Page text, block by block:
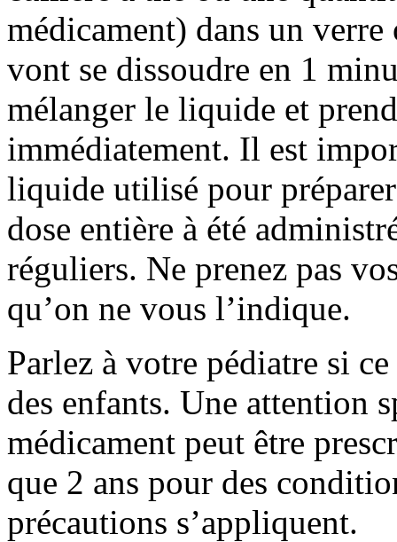
médicament) dans un
vont se dissoudre en 1
mélanger le liquide et
immédiatement. Il est
liquide utilisé pour
dose entière à été
réguliers. Ne prenez pas
qu’on ne vous l’indique.
Parlez à votre pédiatre si
des enfants. Une attention
médicament peut être
que 2 ans pour des
précautions s’appliquent.